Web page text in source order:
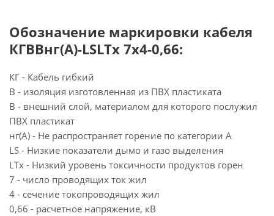
Обозначение маркировки кабеля
КГВВнг(А)-LSLTx 7х4-0,66:
КГ - Кабель гибкий
В - изоляция изготовленная из ПВХ пластиката
В - внешний слой, материалом для которого послужил
ПВХ пластикат
нг(А) - Не распространяет горение по категории А
LS - Низкие показатели дымо и газо выделения
LTx - Низкий уровень токсичности продуктов горен
7 - число проводящих ток жил
4 - сечение токопроводящих жил
0,66 - расчетное напряжение, кВ